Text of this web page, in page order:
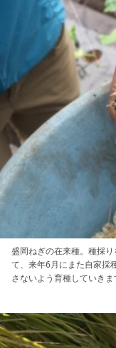
盛岡ねぎの在来種。種採
て、来年6月にまた自家採
さないよう育種していき